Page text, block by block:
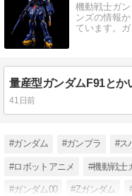
機動戦士ガ
ンズの情報
ています。
41日前
#ガンダム #ガンプラ #ス
#ロボットアニメ #機動戦士
#ガンダム00 #Zガンダム